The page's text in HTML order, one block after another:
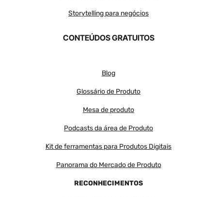
Storytelling para negócios
CONTEÚDOS GRATUITOS
Blog
Glossário de Produto
Mesa de produto
Podcasts da área de Produto
Kit de ferramentas para Produtos Digitais
Panorama do Mercado de Produto
RECONHECIMENTOS